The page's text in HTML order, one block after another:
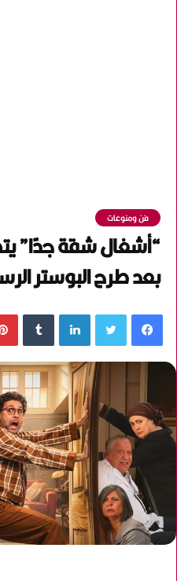
فن ومنوعات
“أشغال شقة جدًا”
بعد طرح البوستر
فيسبوك لينكدإن